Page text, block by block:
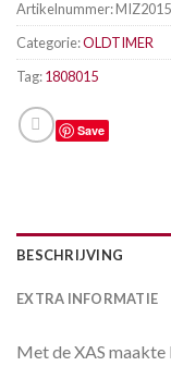
Artikelnummer:
Categorie:OLDTIMER
Tag:1808015
Save
BESCHRIJVING
EXTRA INFORMATIE
Met de XAS